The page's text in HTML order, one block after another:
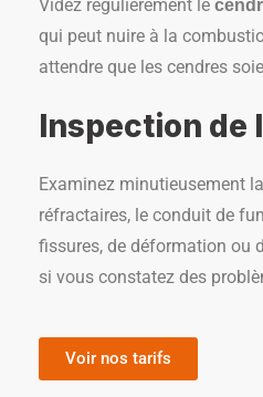
Videz régulièrement le
qui peut nuire à la
attendre que les cendres
Inspection de
Examinez minutieusement la
réfractaires, le conduit de
fissures, de déformation ou
si vous constatez des
Voir nos tarifs